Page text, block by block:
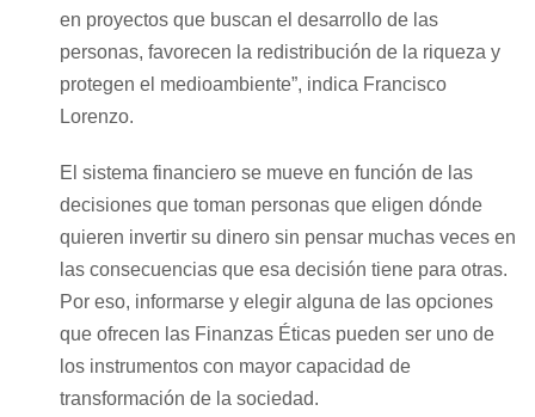
en proyectos que buscan el desarrollo de las
personas, favorecen la redistribución de la riqueza y
protegen el medioambiente”, indica Francisco
Lorenzo.
El sistema financiero se mueve en función de las
decisiones que toman personas que eligen dónde
quieren invertir su dinero sin pensar muchas veces en
las consecuencias que esa decisión tiene para otras.
Por eso, informarse y elegir alguna de las opciones
que ofrecen las Finanzas Éticas pueden ser uno de
los instrumentos con mayor capacidad de
transformación de la sociedad.